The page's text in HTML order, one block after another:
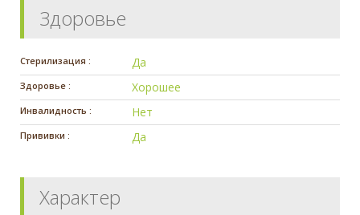
Здоровье
Стерилизация : Да
Здоровье : Хорошее
Инвалидность : Нет
Прививки : Да
Характер